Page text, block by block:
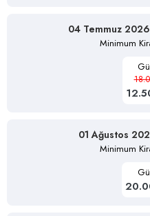
04 Temmuz
Minimum
01 Ağustos
Minimum